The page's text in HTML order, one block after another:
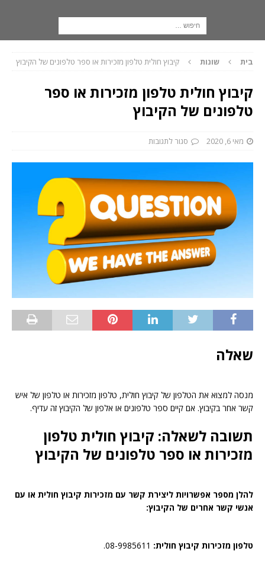
בית שונות קיבוץ חולית טלפון מזכירות או ספר טלפונים של הקיבוץ
קיבוץ חולית טלפון מזכירות או ספר
טלפונים של הקיבוץ
מאי 6, 2020 סגור לתגובות
שאלה
מנסה למצוא את הטלפון של קיבוץ חולית, טלפון מזכירות או טלפון של איש
קשר אחר בקיבוץ. אם קיים ספר טלפונים או אלפון של הקיבוץ זה עדיף.
תשובה לשאלה: קיבוץ חולית טלפון
מזכירות או ספר טלפונים של הקיבוץ
להלן מספר אפשרויות ליצירת קשר עם מזכירות קיבוץ חולית או עם
אנשי קשר אחרים של הקיבוץ:
טלפון מזכירות קיבוץ חולית: 08-9985611.